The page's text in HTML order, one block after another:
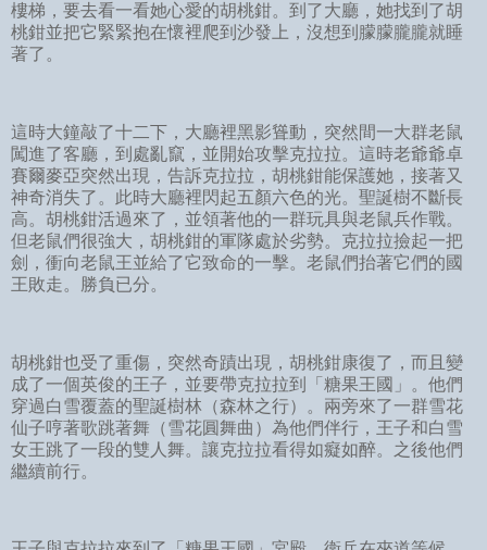
樓梯，要去看一看她心愛的胡桃鉗。到了大廳，她找到了胡
桃鉗並把它緊緊抱在懷裡爬到沙發上，沒想到朦朦朧朧就睡
著了。
這時大鐘敲了十二下，大廳裡黑影聳動，突然間一大群老鼠
闖進了客廳，到處亂竄，並開始攻擊克拉拉。這時老爺爺卓
賽爾麥亞突然出現，告訴克拉拉，胡桃鉗能保護她，接著又
神奇消失了。此時大廳裡閃起五顏六色的光。聖誕樹不斷長
高。胡桃鉗活過來了，並領著他的一群玩具與老鼠兵作戰。
但老鼠們很強大，胡桃鉗的軍隊處於劣勢。克拉拉撿起一把
劍，衝向老鼠王並給了它致命的一擊。老鼠們抬著它們的國
王敗走。勝負已分。
胡桃鉗也受了重傷，突然奇蹟出現，胡桃鉗康復了，而且變
成了一個英俊的王子，並要帶克拉拉到「糖果王國」。他們
穿過白雪覆蓋的聖誕樹林（森林之行）。兩旁來了一群雪花
仙子哼著歌跳著舞（雪花圓舞曲）為他們伴行，王子和白雪
女王跳了一段的雙人舞。讓克拉拉看得如癡如醉。之後他們
繼續前行。